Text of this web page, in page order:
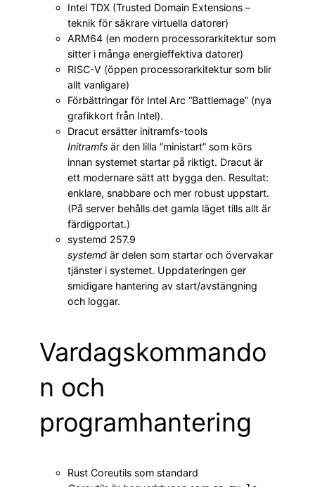
Intel TDX (Trusted Domain Extensions –
teknik för säkrare virtuella datorer)
ARM64 (en modern processor­arkitektur som
sitter i många energieffektiva datorer)
RISC-V (öppen processor­arkitektur som blir
allt vanligare)
Förbättringar för Intel Arc “Battlemage” (nya
grafikkort från Intel).
Dracut ersätter initramfs-tools
Initramfs är den lilla ”ministart” som körs
innan systemet startar på riktigt. Dracut är
ett modernare sätt att bygga den. Resultat:
enklare, snabbare och mer robust uppstart.
(På server behålls det gamla läget tills allt är
färdigportat.)
systemd 257.9
systemd är delen som startar och övervakar
tjänster i systemet. Uppdateringen ger
smidigare hantering av start/avstängning
och loggar.
Vardagskommando
n och
programhantering
Rust Coreutils som standard